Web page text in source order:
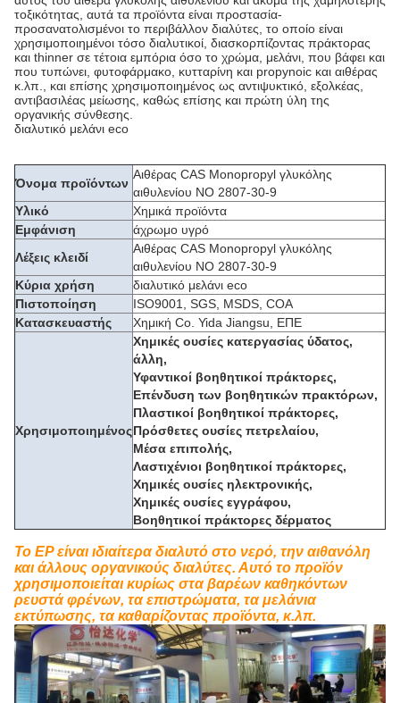
τοξικότητας, αυτά τα προϊόντα είναι προστασία-
προσανατολισμένοι το περιβάλλον διαλύτες, το οποίο είναι
χρησιμοποιημένοι τόσο διαλυτικοί, διασκορπίζοντας πράκτορας
και thinner σε τέτοια εμπόρια όσο το χρώμα, μελάνι, που βάφει και
που τυπώνει, φυτοφάρμακο, κυτταρίνη και propynoic και αιθέρας
κ.λπ., και επίσης χρησιμοποιημένος ως αντιψυκτικό, εξολκέας,
αντιβασιλέας μείωσης, καθώς επίσης και πρώτη ύλη της
οργανικής σύνθεσης.
διαλυτικό μελάνι eco
Όνομα προϊόντων
Αιθέρας CAS Monopropyl γλυκόλης
αιθυλενίου ΝΟ 2807-30-9
Υλικό
Χημικά προϊόντα
Εμφάνιση
άχρωμο υγρό
Λέξεις κλειδί
Αιθέρας CAS Monopropyl γλυκόλης
αιθυλενίου ΝΟ 2807-30-9
Κύρια χρήση
διαλυτικό μελάνι eco
Πιστοποίηση
ISO9001, SGS, MSDS, COA
Κατασκευαστής
Χημική Co. Yida Jiangsu, ΕΠΕ
Χρησιμοποιημένος
Χημικές ουσίες κατεργασίας ύδατος,
άλλη,
Υφαντικοί βοηθητικοί πράκτορες,
Επένδυση των βοηθητικών πρακτόρων,
Πλαστικοί βοηθητικοί πράκτορες,
Πρόσθετες ουσίες πετρελαίου,
Μέσα επιπολής,
Λαστιχένιοι βοηθητικοί πράκτορες,
Χημικές ουσίες ηλεκτρονικής,
Χημικές ουσίες εγγράφου,
Βοηθητικοί πράκτορες δέρματος
Το EP είναι ιδιαίτερα διαλυτό στο νερό, την αιθανόλη
και άλλους οργανικούς διαλύτες. Αυτό το προϊόν
χρησιμοποιείται κυρίως στα βαρέων καθηκόντων
ρευστά φρένων, τα επιστρώματα, τα μελάνια
εκτύπωσης, τα καθαρίζοντας προϊόντα, κ.λπ.